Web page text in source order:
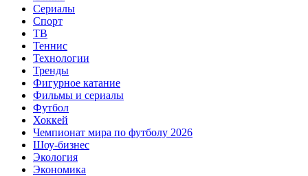
Сериалы
Спорт
ТВ
Теннис
Технологии
Тренды
Фигурное катание
Фильмы и сериалы
Футбол
Хоккей
Чемпионат мира по футболу 2026
Шоу-бизнес
Экология
Экономика